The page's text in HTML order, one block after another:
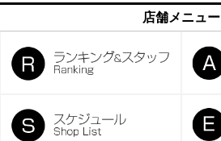
店舗メニュー